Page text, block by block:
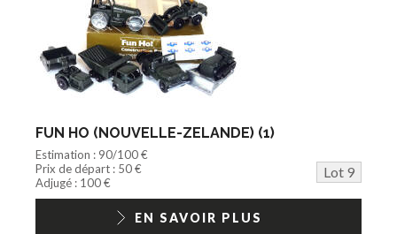
FUN HO (NOUVELLE-ZELANDE) (1)
Estimation : 90/100 €
Prix de départ : 50 €
Lot 9
Adjugé : 100 €
EN SAVOIR PLUS